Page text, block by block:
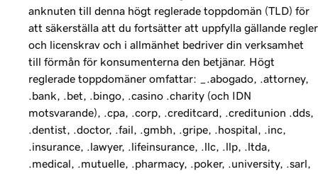
anknuten till denna högt reglerade toppdomän (TLD) för
att säkerställa att du fortsätter att uppfylla gällande regler
och licenskrav och i allmänhet bedriver din verksamhet
till förmån för konsumenterna den betjänar. Högt
reglerade toppdomäner omfattar: _.abogado, .attorney,
.bank, .bet, .bingo, .casino .charity (och IDN
motsvarande), .cpa, .corp, .creditcard, .creditunion .dds,
.dentist, .doctor, .fail, .gmbh, .gripe, .hospital, .inc,
.insurance, .lawyer, .lifeinsurance, .llc, .llp, .ltda,
.medical, .mutuelle, .pharmacy, .poker, .university, .sarl,